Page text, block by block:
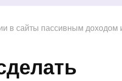
в сайты пассивным